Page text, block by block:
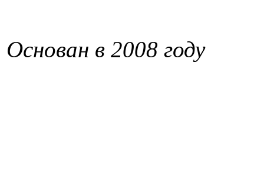
Основан в 2008 году